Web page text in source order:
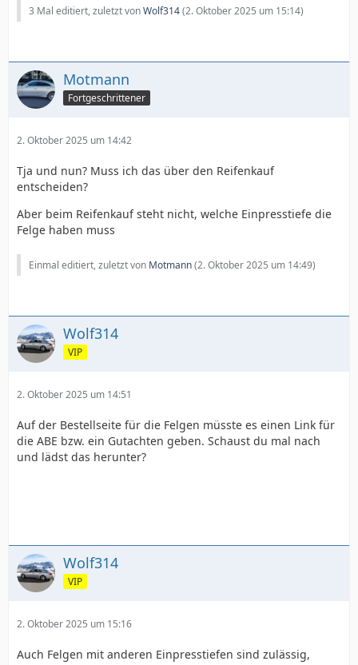
3 Mal editiert, zuletzt vonWolf314(2. Oktober 2025 um 15:14)
Motmann
Fortgeschrittener
2. Oktober 2025 um 14:42
Tja und nun? Muss ich das über den Reifenkauf
entscheiden?
Aber beim Reifenkauf steht nicht, welche Einpresstiefe die
Felge haben muss
Einmal editiert, zuletzt von Motmann(2. Oktober 2025 um 14:49)
Wolf314
VIP
2. Oktober 2025 um 14:51
Auf der Bestellseite für die Felgen müsste es einen Link für
die ABE bzw. ein Gutachten geben. Schaust du mal nach
und lädst das herunter?
Wolf314
VIP
2. Oktober 2025 um 15:16
Auch Felgen mit anderen Einpresstiefen sind zulässig,